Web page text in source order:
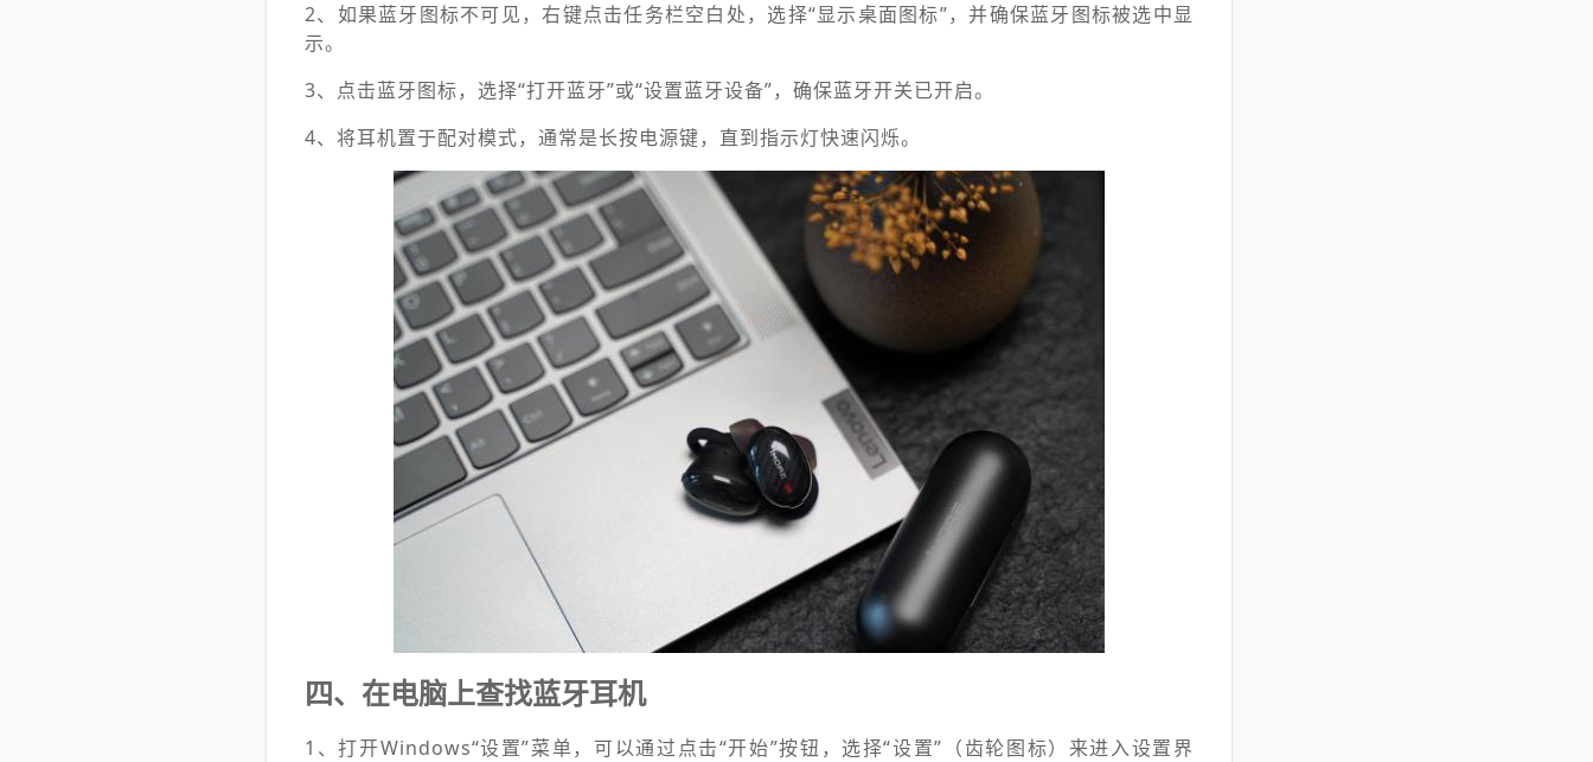
2、如果蓝牙图标不可见，右键点击任务栏空白处，选择“显示桌面图标”，并确保蓝牙图标被选中显
示。
3、点击蓝牙图标，选择“打开蓝牙”或“设置蓝牙设备”，确保蓝牙开关已开启。
4、将耳机置于配对模式，通常是长按电源键，直到指示灯快速闪烁。
四、在电脑上查找蓝牙耳机
1、打开Windows“设置”菜单，可以通过点击“开始”按钮，选择“设置”（齿轮图标）来进入设置界